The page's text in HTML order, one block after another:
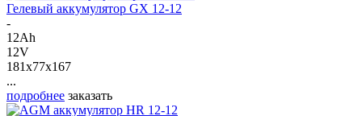
Гелевый аккумулятор GX 12-12
-
12Ah
12V
181x77x167
...
подробнее заказать